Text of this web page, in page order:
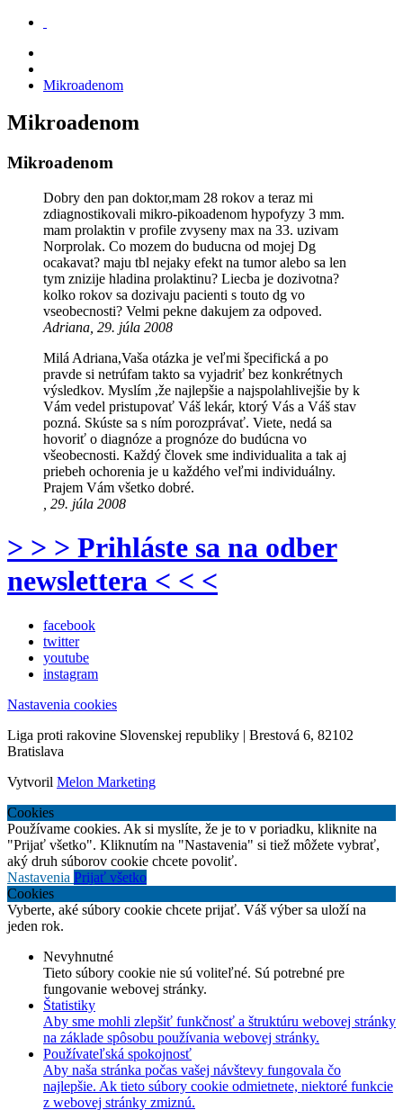
Mikroadenom
Mikroadenom
Mikroadenom
Dobry den pan doktor,mam 28 rokov a teraz mi
zdiagnostikovali mikro-pikoadenom hypofyzy 3 mm.
mam prolaktin v profile zvyseny max na 33. uzivam
Norprolak. Co mozem do buducna od mojej Dg
ocakavat? maju tbl nejaky efekt na tumor alebo sa len
tym znizije hladina prolaktinu? Liecba je dozivotna?
kolko rokov sa dozivaju pacienti s touto dg vo
vseobecnosti? Velmi pekne dakujem za odpoved.
Adriana, 29. júla 2008
Milá Adriana,Vaša otázka je veľmi špecifická a po
pravde si netrúfam takto sa vyjadriť bez konkrétnych
výsledkov. Myslím ,že najlepšie a najspolahlivejšie by k
Vám vedel pristupovať Váš lekár, ktorý Vás a Váš stav
pozná. Skúste sa s ním porozprávať. Viete, nedá sa
hovoriť o diagnóze a prognóze do budúcna vo
všeobecnosti. Každý človek sme individualita a tak aj
priebeh ochorenia je u každého veľmi individuálny.
Prajem Vám všetko dobré.
, 29. júla 2008
> > > Prihláste sa na odber
newslettera < < <
facebook
twitter
youtube
instagram
Nastavenia cookies
Liga proti rakovine Slovenskej republiky | Brestová 6, 82102
Bratislava
Vytvoril Melon Marketing
Cookies
Používame cookies. Ak si myslíte, že je to v poriadku, kliknite na
"Prijať všetko". Kliknutím na "Nastavenia" si tiež môžete vybrať,
aký druh súborov cookie chcete povoliť.
Nastavenia Prijať všetko
Cookies
Vyberte, aké súbory cookie chcete prijať. Váš výber sa uloží na
jeden rok.
Nevyhnutné
Tieto súbory cookie nie sú voliteľné. Sú potrebné pre
fungovanie webovej stránky.
Štatistiky
Aby sme mohli zlepšiť funkčnosť a štruktúru webovej stránky
na základe spôsobu používania webovej stránky.
Používateľská spokojnosť
Aby naša stránka počas vašej návštevy fungovala čo
najlepšie. Ak tieto súbory cookie odmietnete, niektoré funkcie
z webovej stránky zmiznú.